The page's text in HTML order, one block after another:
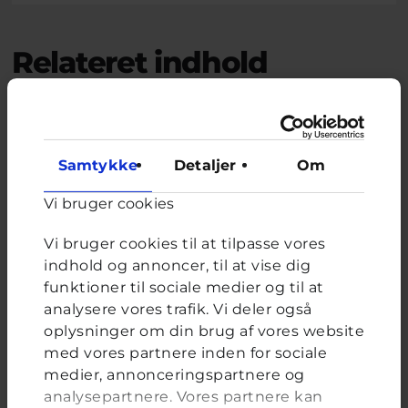
Samtykke Detaljer Om
Vi bruger cookies
Vi bruger cookies til at tilpasse vores
indhold og annoncer, til at vise dig
funktioner til sociale medier og til at
analysere vores trafik. Vi deler også
oplysninger om din brug af vores website
med vores partnere inden for sociale
medier, annonceringspartnere og
analysepartnere. Vores partnere kan
Relateret indhold
oprette et nyt spørgsmål.
Du kan stadig læse tidligere spørgsmål og svar.
Afstemning
Har du oplevet, at du er blevet scammet/hacket på din
spilkonto?
Valgmuligheder
Ja